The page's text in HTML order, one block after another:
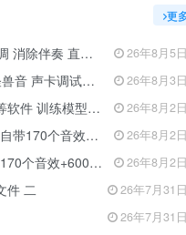
更
能 修音辅助工具 26年8月5
好直播预设模板 26年8月3
离工具教程 整合包 26年8月2
件 带安装教程全套 26年8月2
件全套 带安装教程 26年8月2
件 二 26年7月31
26年7月31